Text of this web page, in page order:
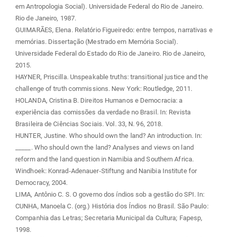
em Antropologia Social). Universidade Federal do Rio de Janeiro.
Rio de Janeiro, 1987.
GUIMARÃES, Elena. Relatório Figueiredo: entre tempos, narrativas e
memórias. Dissertação (Mestrado em Memória Social).
Universidade Federal do Estado do Rio de Janeiro. Rio de Janeiro,
2015.
HAYNER, Priscilla. Unspeakable truths: transitional justice and the
challenge of truth commissions. New York: Routledge, 2011.
HOLANDA, Cristina B. Direitos Humanos e Democracia: a
experiência das comissões da verdade no Brasil. In: Revista
Brasileira de Ciências Sociais. Vol. 33, N. 96, 2018.
HUNTER, Justine. Who should own the land? An introduction. In:
_____. Who should own the land? Analyses and views on land
reform and the land question in Namibia and Southern Africa.
Windhoek: Konrad-Adenauer-Stiftung and Nanibia Institute for
Democracy, 2004.
LIMA, Antônio C. S. O governo dos índios sob a gestão do SPI. In:
CUNHA, Manoela C. (org.) História dos Índios no Brasil. São Paulo:
Companhia das Letras; Secretaria Municipal da Cultura; Fapesp,
1998.